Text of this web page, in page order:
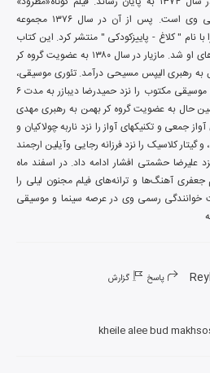
اولین تجربه کارگردانی وی است. پس از آن در سال ۱۳۷۶ مجموعه
سلفژ، ارکستراسیون و موسیقی مکتوب را نزد حمیدرضا دیبازر به مدت ۶
سال فرا گرفت. در همین حال به عضویت گروه کر بهمن به رهبری مهدی
۱۳۸۶ به دعوت قاسم جعفری آهنگ‌ها و ترانه‌های فیلم مجنون لیلی را
پاسخ گزارش
kheile alee bud